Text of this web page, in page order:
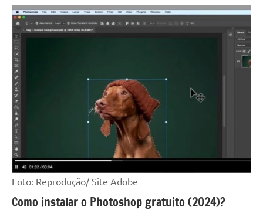
Foto: Reprodução/ Site Adobe
Como instalar o Photoshop gratuito (2024)?